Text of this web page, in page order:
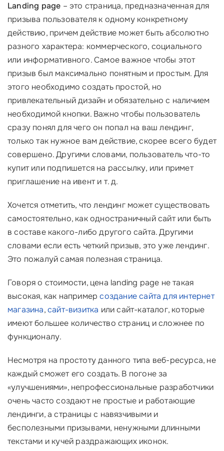
Landing page – это страница, предназначенная для
призыва пользователя к одному конкретному
действию, причем действие может быть абсолютно
разного характера: коммерческого, социального
или информативного. Самое важное чтобы этот
призыв был максимально понятным и простым. Для
этого необходимо создать простой, но
привлекательный дизайн и обязательно с наличием
необходимой кнопки. Важно чтобы пользователь
сразу понял для чего он попал на ваш лендинг,
только так нужное вам действие, скорее всего будет
совершено. Другими словами, пользователь что-то
купит или подпишется на рассылку, или примет
приглашение на ивент и т. д.
Хочется отметить, что лендинг может существовать
самостоятельно, как одностраничный сайт или быть
в составе какого-либо другого сайта. Другими
словами если есть четкий призыв, это уже лендинг.
Это пожалуй самая полезная страница.
Говоря о стоимости, цена landing page не такая
высокая, как напримерсоздание сайта для интернет
магазина,сайт-визитка или сайт-каталог, которые
имеют большее количество страниц и сложнее по
функционалу.
Несмотря на простоту данного типа веб-ресурса, не
каждый сможет его создать. В погоне за
«улучшениями», непрофессиональные разработчики
очень часто создают не простые и работающие
лендинги, а страницы с навязчивыми и
бесполезными призывами, ненужными длинными
текстами и кучей раздражающих иконок.